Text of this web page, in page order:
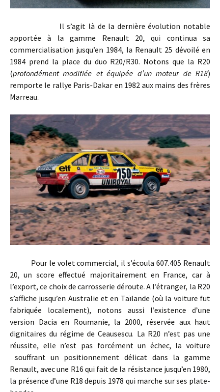
Il s’agit là de la dernière évolution notable
apportée à la gamme Renault 20, qui continua sa
commercialisation jusqu’en 1984, la Renault 25 dévoilé en
1984 prend la place du duo R20/R30. Notons que la R20
(profondément modifiée et équipée d’un moteur de R18)
remporte le rallye Paris-Dakar en 1982 aux mains des frères
Marreau.
Pour le volet commercial, il s’écoula 607.405 Renault
20, un score effectué majoritairement en France, car à
l’export, ce choix de carrosserie déroute. A l’étranger, la R20
s’affiche jusqu’en Australie et en Taïlande (où la voiture fut
fabriquée localement), notons aussi l’existence d’une
version Dacia en Roumanie, la 2000, réservée aux haut
dignitaires du régime de Ceausescu. La R20 n’est pas une
réussite, elle n’est pas forcément un échec, la voiture
souffrant un positionnement délicat dans la gamme
Renault, avec une R16 qui fait de la résistance jusqu’en 1980,
la présence d’une R18 depuis 1978 qui marche sur ses plate-